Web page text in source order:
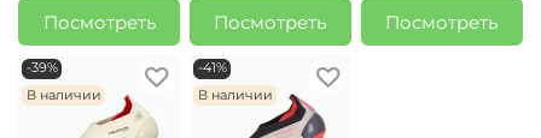
Посмотреть
Посмотреть
Посмотреть
-39%
В наличии
-41%
В наличии